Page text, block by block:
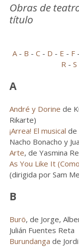
Obras de
título
A- B - C- D - E - F-
R -S
A
André y Dorine de
Rikarte)
¡Arrea! El musical de
Nacho Bonacho y
Arte, de Yasmina
As You Like It
(dirigida por Sam
B
Burö, de Jorge,
Julián Fuentes Reta
Burundanga de